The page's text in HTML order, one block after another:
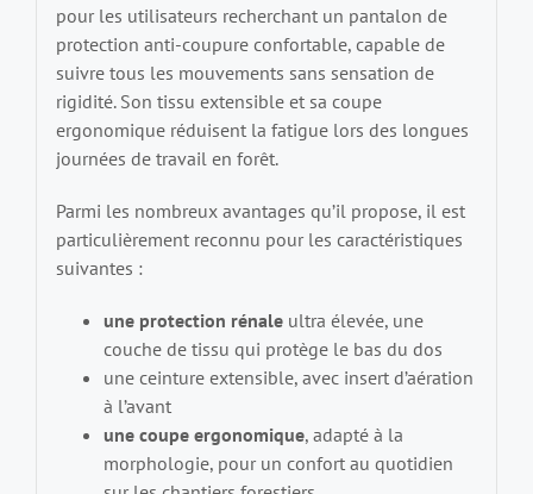
pour les utilisateurs recherchant un pantalon de
protection anti-coupure confortable, capable de
suivre tous les mouvements sans sensation de
rigidité. Son tissu extensible et sa coupe
ergonomique réduisent la fatigue lors des longues
journées de travail en forêt.
Parmi les nombreux avantages qu’il propose, il est
particulièrement reconnu pour les caractéristiques
suivantes :
une protection rénale ultra élevée, une
couche de tissu qui protège le bas du dos
une ceinture extensible, avec insert d’aération
à l’avant
une coupe ergonomique, adapté à la
morphologie, pour un confort au quotidien